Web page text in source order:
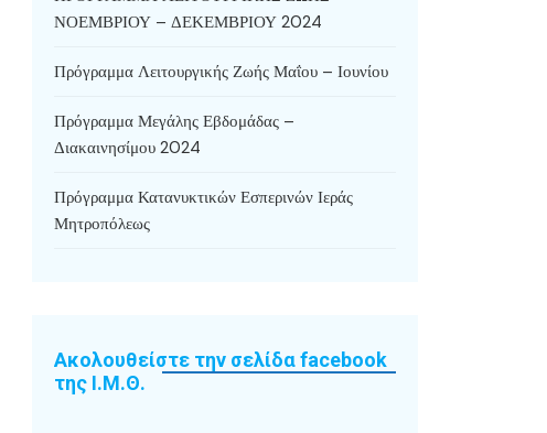
ΝΟΕΜΒΡΙΟΥ – ΔΕΚΕΜΒΡΙΟΥ 2024
Πρόγραμμα Λειτουργικής Ζωής Μαΐου – Ιουνίου
Πρόγραμμα Μεγάλης Εβδομάδας –
Διακαινησίμου 2024
Πρόγραμμα Κατανυκτικών Εσπερινών Ιεράς
Μητροπόλεως
Ακολουθείστε την σελίδα facebook
της Ι.Μ.Θ.